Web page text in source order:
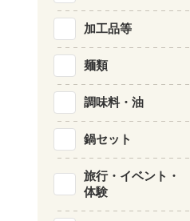
加工品等
麺類
調味料・油
鍋セット
旅行・イベント・
体験